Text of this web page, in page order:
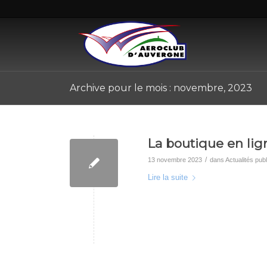
Archive pour le mois : novembre, 2023
La boutique en
13 novembre 2023 / dansActualités
Lire la suite